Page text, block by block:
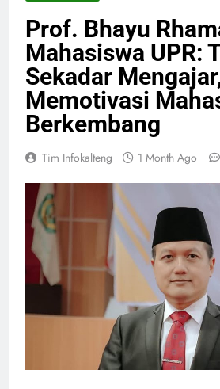
Prof. Bhayu
Mahasiswa UPR:
Sekadar
Memotivasi
Berkembang
Tim Infokalteng 1 Month Ago